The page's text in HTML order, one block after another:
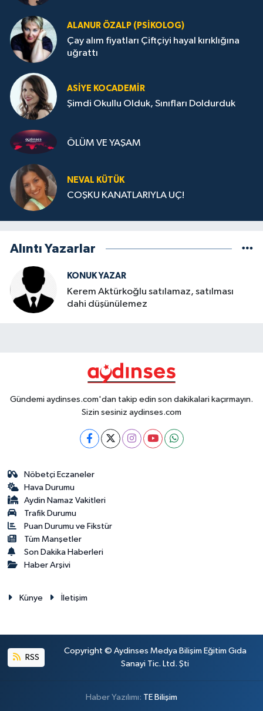
ALANUR ÖZALP (PSIKOLOG)
Çay alım fiyatları Çiftçiyi hayal kırıklığına
uğrattı
ASIYE KOCADEMİR
Şimdi Okullu Olduk, Sınıfları Doldurduk
ÖLÜM VE YAŞAM
NEVAL KÜTÜK
COŞKU KANATLARIYLA UÇ!
Alıntı Yazarlar
KONUK YAZAR
Kerem Aktürkoğlu satılamaz, satılması
dahi düşünülemez
Gündemi aydinses.com'dan takip edin son dakikalari kaçırmayın.
Sizin sesiniz aydinses.com
Nöbetçi Eczaneler
Hava Durumu
Aydin Namaz Vakitleri
Trafik Durumu
Puan Durumu ve Fikstür
Tüm Manşetler
Son Dakika Haberleri
Haber Arşivi
Künye İletişim
RSS
Copyright © Aydinses Medya Bilişim Eğitim Gıda
Sanayi Tic. Ltd. Şti
Haber Yazılımı: TE Bilişim